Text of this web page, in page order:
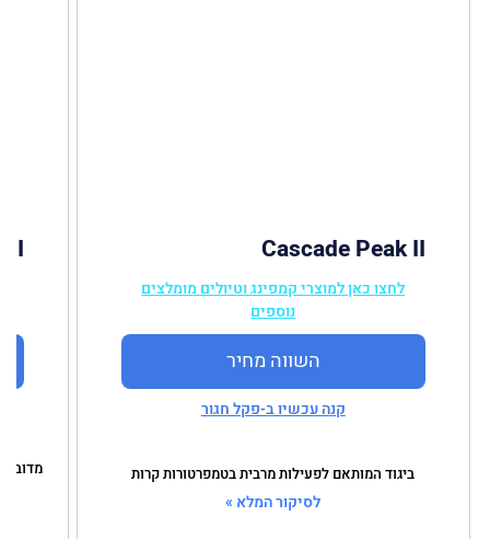
Cascade Peak II
לחצו כאן למוצרי קמפינג וטיולים מומלצים
נוספים
השווה מחיר
קנה עכשיו ב-פקל חגור
ביגוד המותאם לפעילות מרבית בטמפרטורות קרות
לסיקור המלא »
II
מדובר